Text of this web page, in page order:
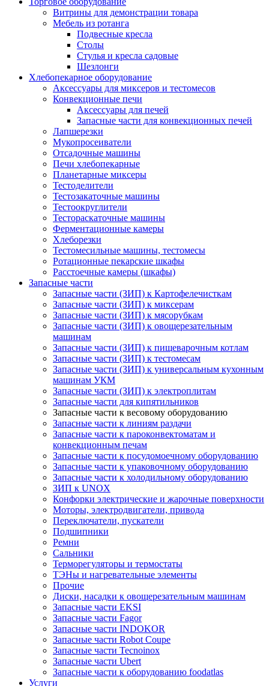
Витрины для демонстрации товара
Мебель из ротанга
Подвесные кресла
Столы
Стулья и кресла садовые
Шезлонги
Хлебопекарное оборудование
Аксессуары для миксеров и тестомесов
Конвекционные печи
Аксессуары для печей
Запасные части для конвекционных печей
Лапшерезки
Мукопросеиватели
Отсадочные машины
Печи хлебопекарные
Планетарные миксеры
Тестоделители
Тестозакаточные машины
Тестоокруглители
Тестораскаточные машины
Ферментационные камеры
Хлеборезки
Тестомесильные машины, тестомесы
Ротационные пекарские шкафы
Расстоечные камеры (шкафы)
Запасные части
Запасные части (ЗИП) к Картофелечисткам
Запасные части (ЗИП) к миксерам
Запасные части (ЗИП) к мясорубкам
Запасные части (ЗИП) к овощерезательным
машинам
Запасные части (ЗИП) к пищеварочным котлам
Запасные части (ЗИП) к тестомесам
Запасные части (ЗИП) к универсальным кухонным
машинам УКМ
Запасные части (ЗИП) к электроплитам
Запасные части для кипятильников
Запасные части к весовому оборудованию
Запасные части к линиям раздачи
Запасные части к пароконвектоматам и
конвекционным печам
Запасные части к посудомоечному оборудованию
Запасные части к упаковочному оборудованию
Запасные части к холодильному оборудованию
ЗИП к UNOX
Конфорки электрические и жарочные поверхности
Моторы, электродвигатели, привода
Переключатели, пускатели
Подшипники
Ремни
Сальники
Терморегуляторы и термостаты
ТЭНы и нагревательные элементы
Прочие
Диски, насадки к овощерезательным машинам
Запасные части EKSI
Запасные части Fagor
Запасные части INDOKOR
Запасные части Robot Coupe
Запасные части Tecnoinox
Запасные части Ubert
Запасные части к оборудованию foodatlas
Услуги